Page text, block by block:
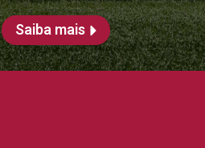
Saiba mais